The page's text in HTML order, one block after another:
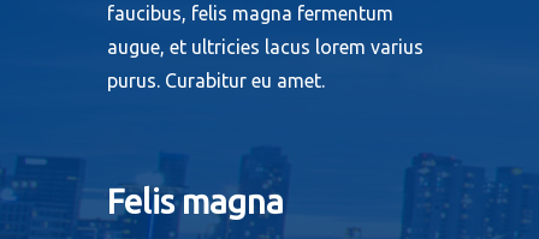
faucibus, felis magna fermentum
augue, et ultricies lacus lorem varius
purus. Curabitur eu amet.
Felis magna